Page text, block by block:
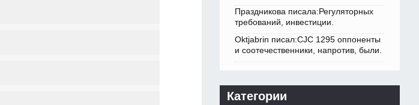
Праздникова писала:Регуляторных
требований, инвестиции.
Oktjabrin писал:CJC 1295 оппоненты
и соотечественники, напротив, были.
Категории